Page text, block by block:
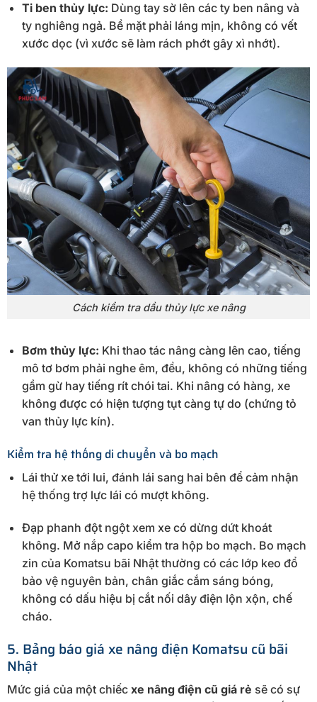
Ti ben thủy lực: Dùng tay sờ lên các ty ben nâng và
ty nghiêng ngả. Bề mặt phải láng mịn, không có vết
xước dọc (vì xước sẽ làm rách phớt gây xì nhớt).
Cách kiểm tra dầu thủy lực xe nâng
Bơm thủy lực: Khi thao tác nâng càng lên cao, tiếng
mô tơ bơm phải nghe êm, đều, không có những tiếng
gầm gừ hay tiếng rít chói tai. Khi nâng có hàng, xe
không được có hiện tượng tụt càng tự do (chứng tỏ
van thủy lực kín).
Kiểm tra hệ thống di chuyển và bo mạch
Lái thử xe tới lui, đánh lái sang hai bên để cảm nhận
hệ thống trợ lực lái có mượt không.
Đạp phanh đột ngột xem xe có dừng dứt khoát
không. Mở nắp capo kiểm tra hộp bo mạch. Bo mạch
zin của Komatsu bãi Nhật thường có các lớp keo đổ
bảo vệ nguyên bản, chân giắc cắm sáng bóng,
không có dấu hiệu bị cắt nối dây điện lộn xộn, chế
cháo.
5. Bảng báo giá xe nâng điện Komatsu cũ bãi
Nhật
Mức giá của một chiếc xe nâng điện cũ giá rẻ sẽ có sự